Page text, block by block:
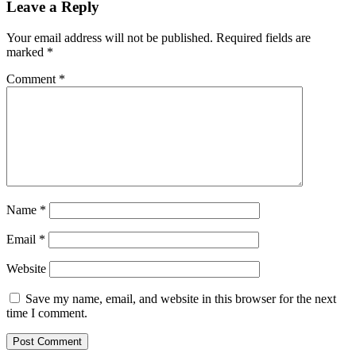
Leave a Reply
Your email address will not be published. Required fields are
marked *
Comment *
Name *
Email *
Website
Save my name, email, and website in this browser for the next
time I comment.